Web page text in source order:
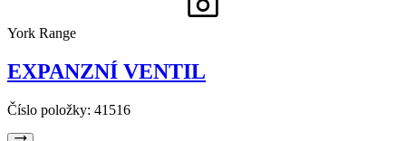
York Range
EXPANZNÍ VENTIL
Číslo položky: 41516